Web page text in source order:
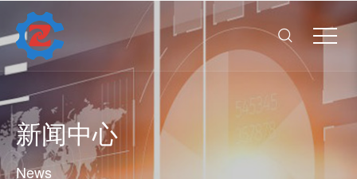
南京众博机械制造有限公司
首页
Open submenu (易游网页
易游网页版_易游（中国）,
Open submenu (产品中心)
产品中心
设备中心
项目案例
新闻中心
News